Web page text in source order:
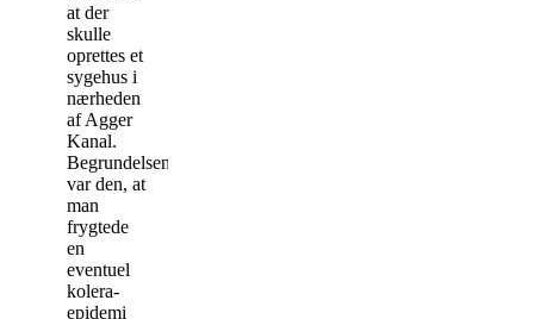
at der
skulle
oprettes et
sygehus i
nærheden
af Agger
Kanal.
Begrundelsen
var den, at
man
frygtede
en
eventuel
kolera-
epidemi